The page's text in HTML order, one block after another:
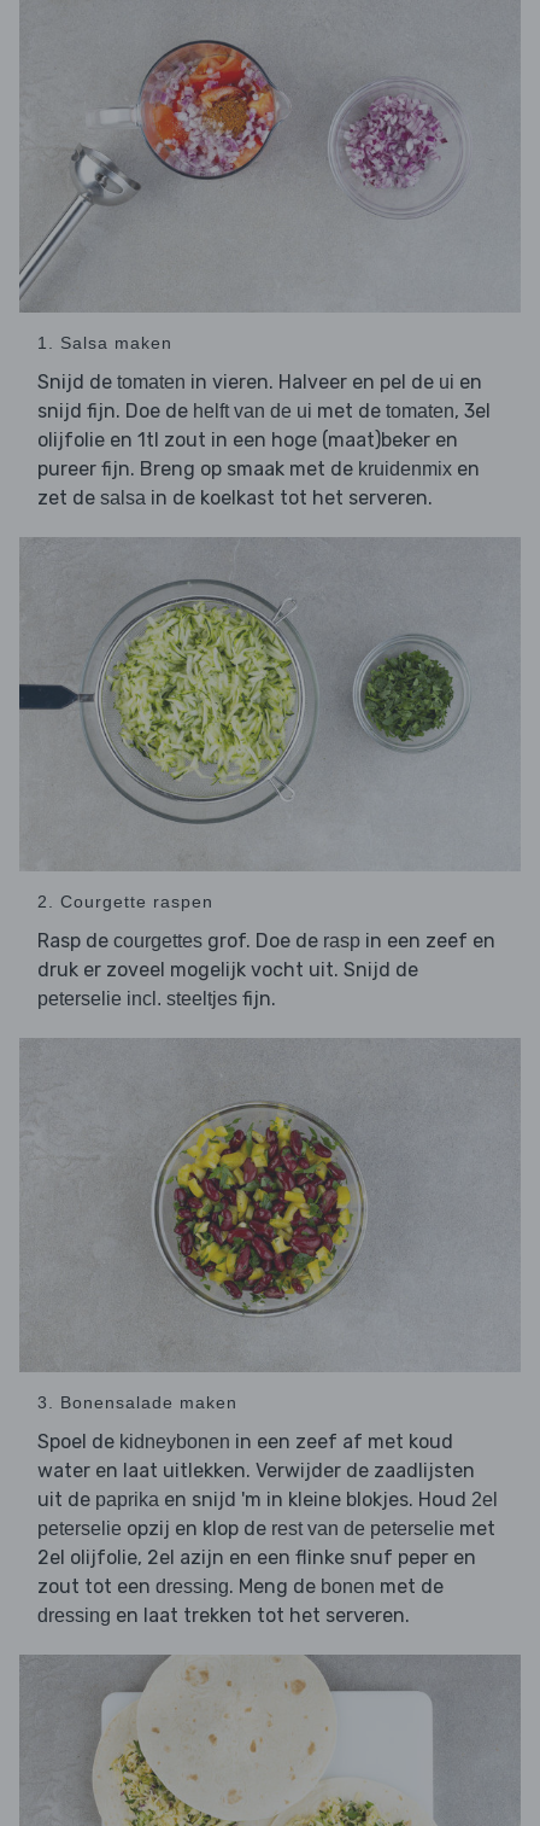
1. Salsa maken
Snijd de tomaten in vieren. Halveer en pel de ui en
snijd fijn. Doe de helft van de ui met de tomaten, 3el
olijfolie en 1tl zout in een hoge (maat)beker en
pureer fijn. Breng op smaak met de kruidenmix en
zet de salsa in de koelkast tot het serveren.
2. Courgette raspen
Rasp de courgettes grof. Doe de rasp in een zeef en
druk er zoveel mogelijk vocht uit. Snijd de
peterselie incl. steeltjes fijn.
3. Bonensalade maken
Spoel de kidneybonen in een zeef af met koud
water en laat uitlekken. Verwijder de zaadlijsten
uit de paprika en snijd 'm in kleine blokjes. Houd 2el
peterselie opzij en klop de rest van de peterselie met
2el olijfolie, 2el azijn en een flinke snuf peper en
zout tot een dressing. Meng de bonen met de
dressing en laat trekken tot het serveren.